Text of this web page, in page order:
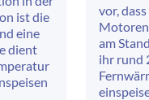
ist die
eine
dient
vor,
am
ihr rund